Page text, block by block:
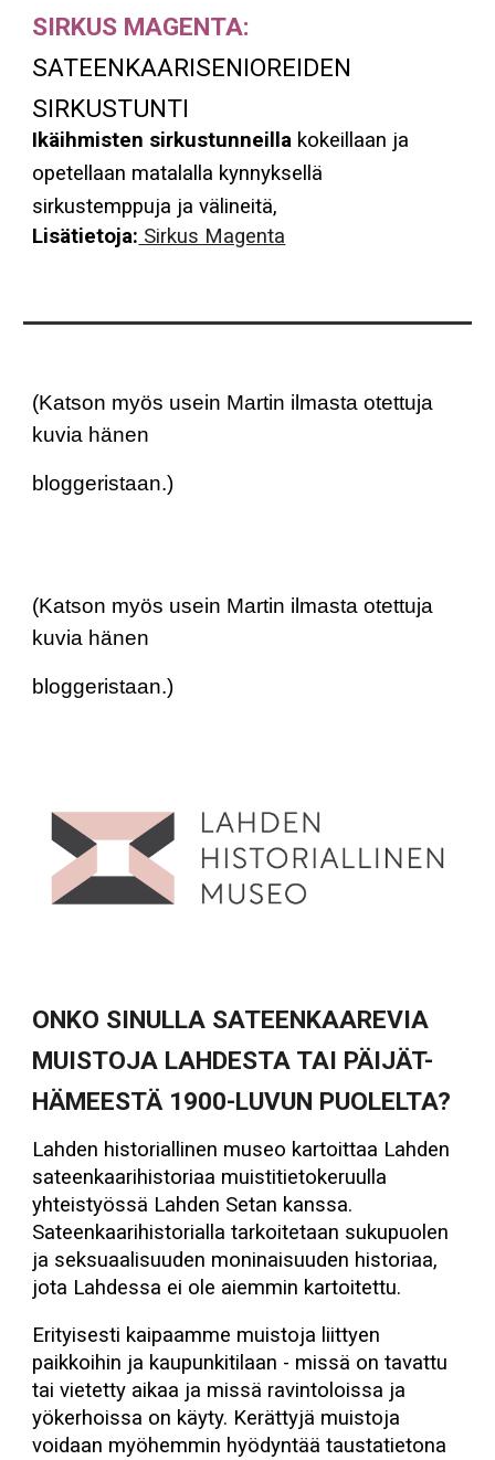
SIRKUS MAGENTA:
SATEENKAARISENIOREIDEN
SIRKUSTUNTI
Ikäihmisten sirkustunneilla kokeillaan ja
opetellaan matalalla kynnyksellä
sirkustemppuja ja välineitä,
Lisätietoja: Sirkus Magenta
(Katson myös usein Martin ilmasta otettuja
kuvia hänen
bloggeristaan.)
(Katson myös usein Martin ilmasta otettuja
kuvia hänen
bloggeristaan.)
ONKO SINULLA SATEENKAAREVIA
MUISTOJA LAHDESTA TAI PÄIJÄT-
HÄMEESTÄ 1900-LUVUN PUOLELTA?
Lahden historiallinen museo kartoittaa Lahden
sateenkaarihistoriaa muistitietokeruulla
yhteistyössä Lahden Setan kanssa.
Sateenkaarihistorialla tarkoitetaan sukupuolen
ja seksuaalisuuden moninaisuuden historiaa,
jota Lahdessa ei ole aiemmin kartoitettu.
Erityisesti kaipaamme muistoja liittyen
paikkoihin ja kaupunkitilaan - missä on tavattu
tai vietetty aikaa ja missä ravintoloissa ja
yökerhoissa on käyty. Kerättyjä muistoja
voidaan myöhemmin hyödyntää taustatietona